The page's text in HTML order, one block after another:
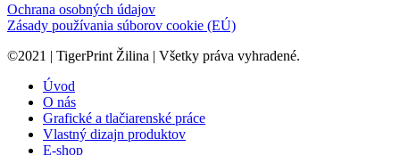
Ochrana osobných údajov
Zásady používania súborov cookie (EÚ)
©2021 | TigerPrint Žilina | Všetky práva vyhradené.
Úvod
O nás
Grafické a tlačiarenské práce
Vlastný dizajn produktov
E-shop